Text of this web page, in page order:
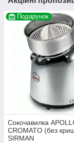
Подарунок
Сокочавилка
CROMATO (без
SIRMAN